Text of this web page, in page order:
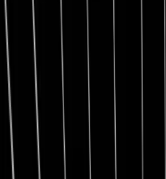
Persönliche 1:1
Strategie & exklusive Co-
26,8%
Ø Rendite / Jahr
3.129
Millionäre
100K+